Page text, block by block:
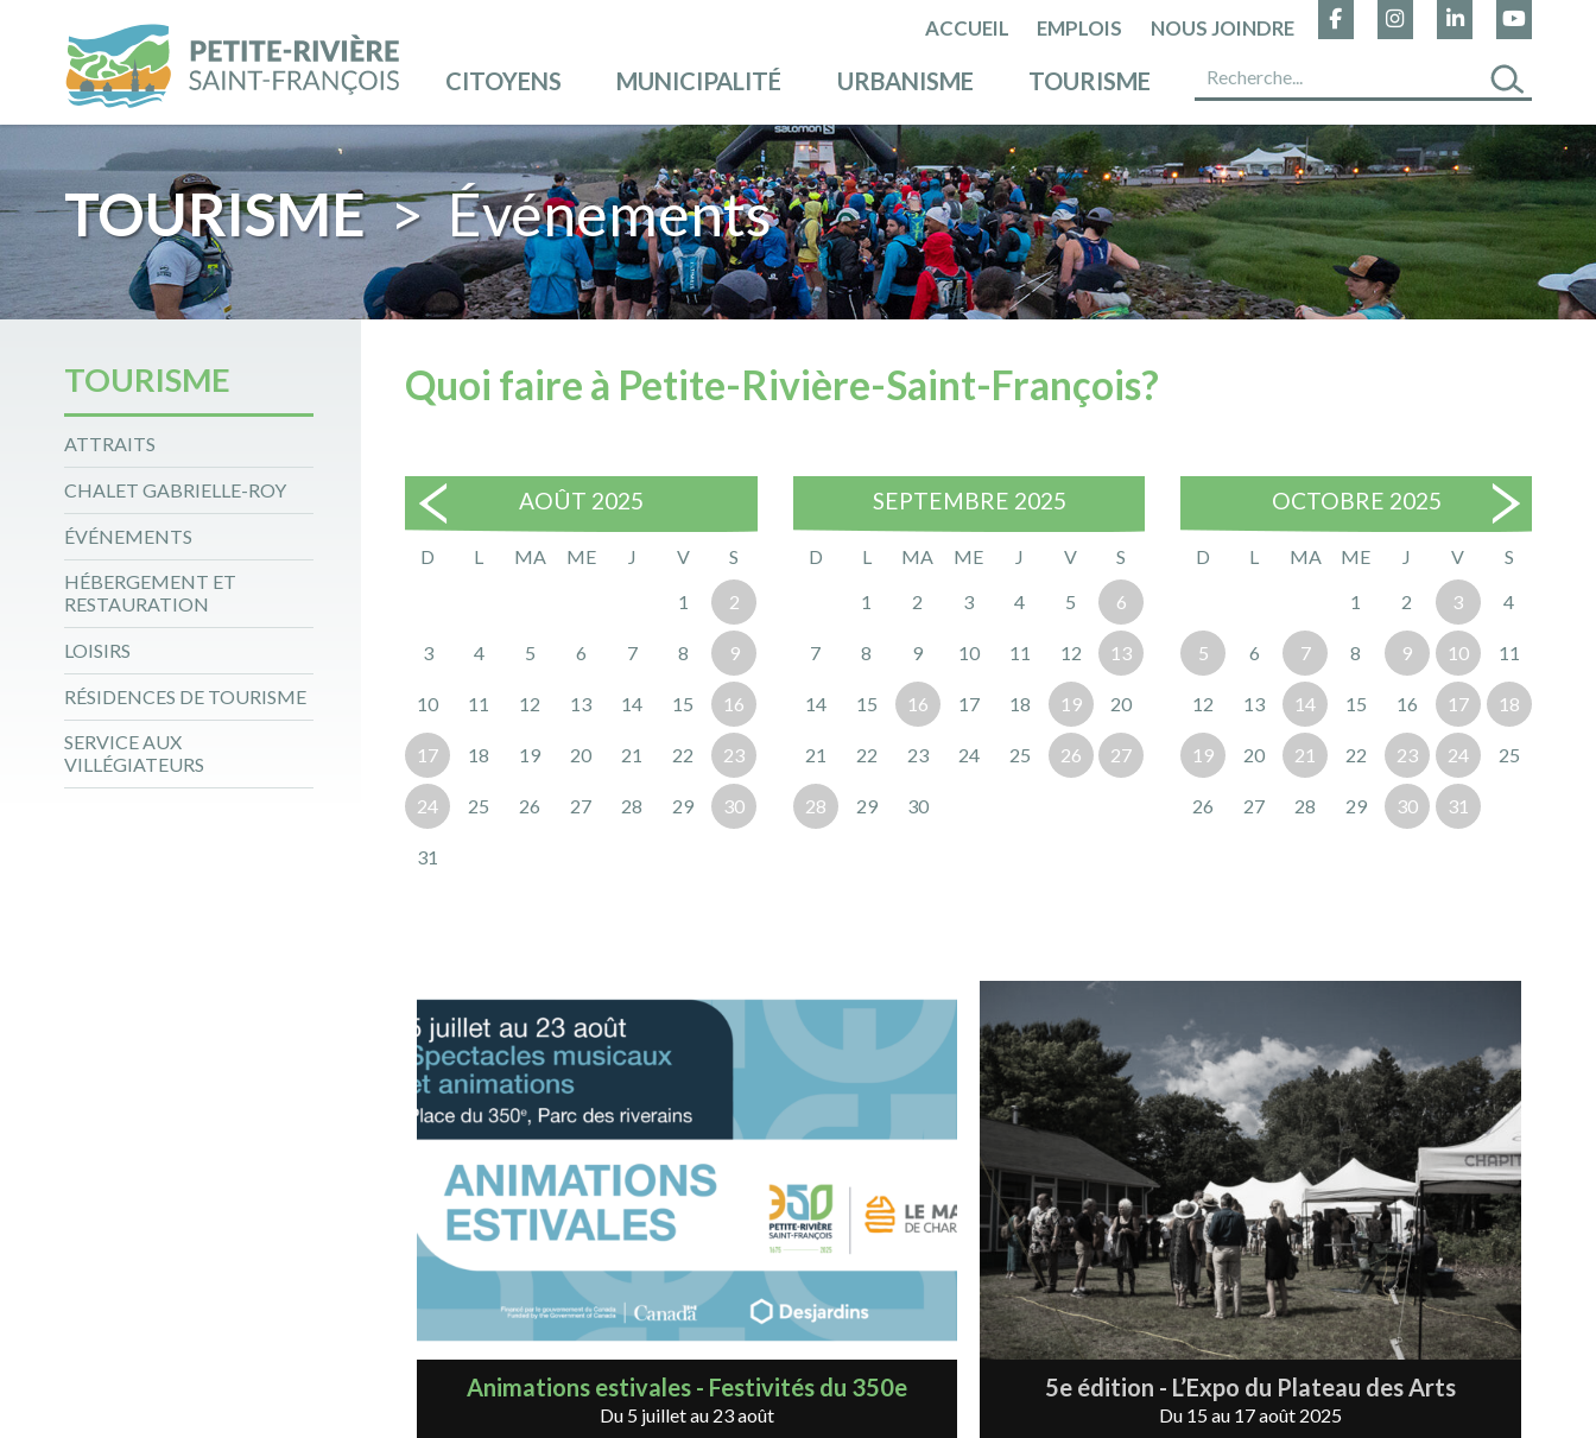
ACCUEIL EMPLOIS NOUS JOINDRE
CITOYENS MUNICIPALITÉ URBANISME TOURISME
TOURISME> Événements
TOURISME
ATTRAITS
CHALET GABRIELLE-ROY
ÉVÉNEMENTS
HÉBERGEMENT ET
RESTAURATION
LOISIRS
RÉSIDENCES DE TOURISME
SERVICE AUX
VILLÉGIATEURS
Quoi faire à Petite-Rivière-Saint-François?
AOÛT 2025
D L MA ME J V
S
1
2
3 4 5 6 7 8 9
10 11 12 13 14 15 16
17 18 19 20 21 22 23
24 25 26 27 28 29 30
31
SEPTEMBRE 2025
D L MA ME J V
S
1
2 3 4 5 6
7 8 9 10 11 12 13
14 15 16 17 18 19 20
21 22 23 24 25 26 27
28 29 30
OCTOBRE 2025
D L MA ME J V
S
1
2 3 4
5 6 7 8 9 10 11
12 13 14 15 16 17 18
19 20 21 22 23 24 25
26 27 28 29 30 31
Animations estivales - Festivités du 350e
Du 5 juillet au 23 août
5e édition - L’Expo du Plateau des Arts
Du 15 au 17 août 2025